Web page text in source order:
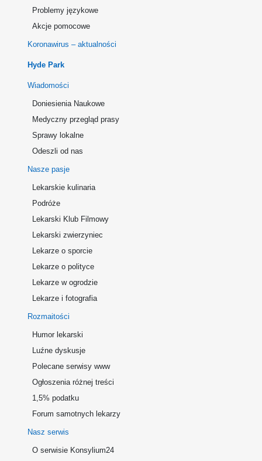
Problemy językowe
Akcje pomocowe
Koronawirus – aktualności
Hyde Park
Wiadomości
Doniesienia Naukowe
Medyczny przegląd prasy
Sprawy lokalne
Odeszli od nas
Nasze pasje
Lekarskie kulinaria
Podróże
Lekarski Klub Filmowy
Lekarski zwierzyniec
Lekarze o sporcie
Lekarze o polityce
Lekarze w ogrodzie
Lekarze i fotografia
Rozmaitości
Humor lekarski
Luźne dyskusje
Polecane serwisy www
Ogłoszenia różnej treści
1,5% podatku
Forum samotnych lekarzy
Nasz serwis
O serwisie Konsylium24